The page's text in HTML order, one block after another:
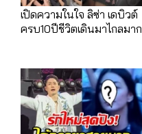
เปิดความในใจ ลิซ่า เดบิวต์
ครบ10ปีชีวิตเดินมาไกลมาก